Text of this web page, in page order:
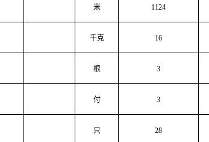
米 1124
千克 16
根 3
付 3
只 28